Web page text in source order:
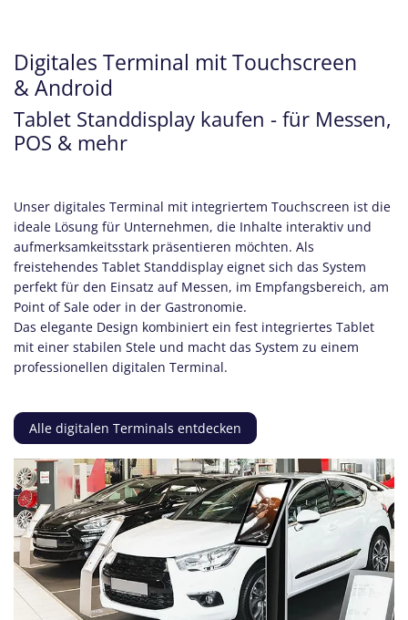
Digitales Terminal mit Touchscreen
& Android
Tablet Standdisplay kaufen - für Messen,
POS & mehr
Unser digitales Terminal mit integriertem Touchscreen ist die
ideale Lösung für Unternehmen, die Inhalte interaktiv und
aufmerksamkeitsstark präsentieren möchten. Als
freistehendes Tablet Standdisplay eignet sich das System
perfekt für den Einsatz auf Messen, im Empfangsbereich, am
Point of Sale oder in der Gastronomie.
Das elegante Design kombiniert ein fest integriertes Tablet
mit einer stabilen Stele und macht das System zu einem
professionellen digitalen Terminal.
Alle digitalen Terminals entdecken